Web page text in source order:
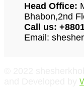
Head Office:
Bhabon,2nd
Call us:
Email: